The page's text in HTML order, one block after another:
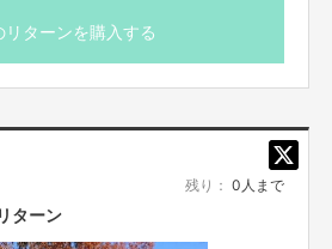
ています。
リターンを購入する
残り： 0人まで
ターン